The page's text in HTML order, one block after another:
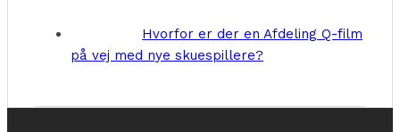
Hvorfor er der en Afdeling Q-film
på vej med nye skuespillere?